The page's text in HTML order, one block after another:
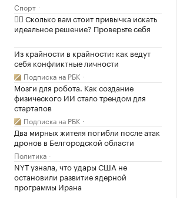
Спорт
✍🏻 Сколько вам стоит привычка искать
идеальное решение? Проверьте себя
Из крайности в крайности: как ведут
себя конфликтные личности
Подписка на РБК
Мозги для робота. Как создание
физического ИИ стало трендом для
стартапов
Подписка на РБК
Два мирных жителя погибли после атак
дронов в Белгородской области
Политика
NYT узнала, что удары США не
остановили развитие ядерной
программы Ирана